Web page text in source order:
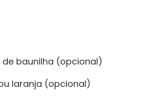
de baunilha (opcional)
laranja (opcional)